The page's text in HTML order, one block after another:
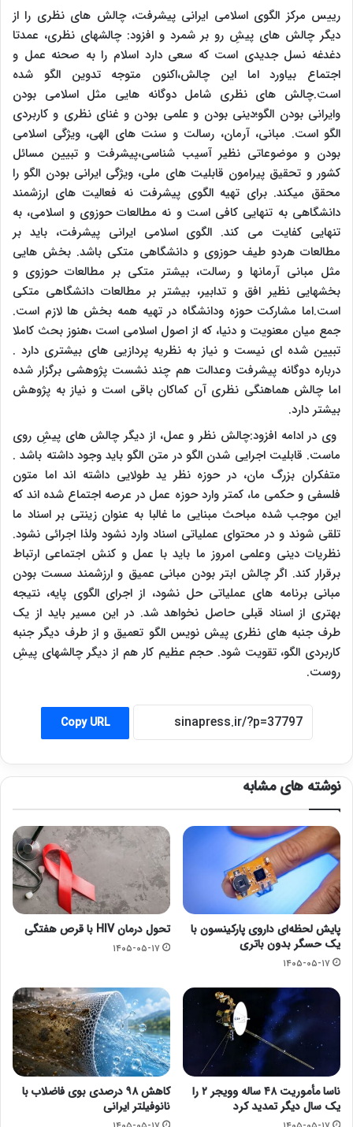
رییس مرکز الگوی اسلامی ایرانی پیشرفت، چالش های نظری را از
دیگر چالش های پیشِ رو بر شمرد و افزود: چالشهای نظری، عمدتا
دغدغه نسل جدیدی است که سعی دارد اسلام را به صحنه عمل و
اجتماع بیاورد اما این چالش،اکنون متوجه تدوین الگو شده
است.چالش های نظری شامل دوگانه هایی مثل اسلامی بودن
وایرانی بودن الگو؛دینی بودن و علمی بودن و غنای نظری و کاربردی
الگو است. مبانی، آرمان، رسالت و سنت های الهی، ویژگی اسلامی
بودن و موضوعاتی نظیر آسیب شناسی،پیشرفت و تبیین مسائل
کشور و تحقیق پیرامون قابلیت های ملی، ویژگی ایرانی بودن الگو را
محقق میکند. برای تهیه الگوی پیشرفت نه فعالیت های ارزشمند
دانشگاهی به تنهایی کافی است و نه مطالعات حوزوی و اسلامی، به
تنهایی کفایت می کند. الگوی اسلامی ایرانی پیشرفت، باید بر
مطالعات هردو طیف حوزوی و دانشگاهی متکی باشد. بخش هایی
مثل مبانی آرمانها و رسالت، بیشتر متکی بر مطالعات حوزوی و
بخشهایی نظیر افق و تدابیر، بیشتر بر مطالعات دانشگاهی متکی
است.اما مشارکت حوزه ودانشگاه در تهیه همه بخش ها لازم است.
جمع میان معنویت و دنیا، که از اصول اسلامی است ،هنوز بحث کاملا
تبیین شده ای نیست و نیاز به نظریه پردازیی های بیشتری دارد .
درباره دوگانه پیشرفت وعدالت هم چند نشست پژوهشی برگزار شده
اما چالش هماهنگی نظری آن کماکان باقی است و نیاز به پژوهش
بیشتر دارد.
وی در ادامه افزود:چالش نظر و عمل، از دیگر چالش های پیشِ روی
ماست. قابلیت اجرایی شدن الگو در متن الگو باید وجود داشته باشد .
متفکران بزرگ مان، در حوزه نظر ید طولایی داشته اند اما متون
فلسفی و حکمی ما، کمتر وارد حوزه عمل در عرصه اجتماع شده اند که
این موجب شده مباحث مبنایی ما غالبا به عنوان زینتی بر اسناد ما
تلقی شوند و در محتوای عملیاتی اسناد وارد نشود ولذا اجرائی نشود.
نظریات دینی وعلمی امروز ما باید با عمل و کنش اجتماعی ارتباط
برقرار کند. اگر چالش ابتر بودن مبانی عمیق و ارزشمند سست بودن
مبانی برنامه های عملیاتی حل نشود، از اجرای الگوی پایه، نتیجه
بهتری از اسناد قبلی حاصل نخواهد شد. در این مسیر باید از یک
طرف جنبه های نظری پیش نویس الگو تعمیق و از طرف دیگر جنبه
کاربردی الگو، تقویت شود. حجم عظیم کار هم از دیگر چالشهای پیشِ
روست.
Copy URL
نوشته های مشابه
پایش لحظه‌ای داروی پارکینسون با
یک حسگر بدون باتری
۱۴۰۵-۰۵-۱۷
تحول درمان HIV با قرص هفتگی
۱۴۰۵-۰۵-۱۷
ناسا مأموریت ۴۸ ساله وویجر ۲ را
یک سال دیگر تمدید کرد
کاهش ۹۸ درصدی بوی فاضلاب با
نانوفیلتر ایرانی